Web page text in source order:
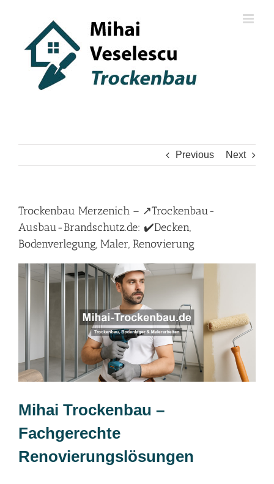
Previous Next
Trockenbau Merzenich – ↗️Trockenbau-
Ausbau-Brandschutz.de: ✔️Decken,
Bodenverlegung, Maler, Renovierung
Mihai Trockenbau –
Fachgerechte
Renovierungslösungen